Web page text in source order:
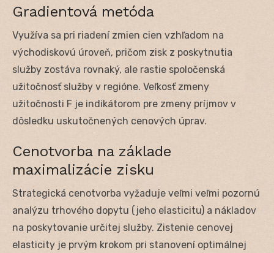
Gradientová metóda
Využíva sa pri riadení zmien cien vzhľadom na
východiskovú úroveň, pričom zisk z poskytnutia
služby zostáva rovnaký, ale rastie spoločenská
užitočnosť služby v regióne. Veľkosť zmeny
užitočnosti F je indikátorom pre zmeny príjmov v
dôsledku uskutočnených cenových úprav.
Cenotvorba na základe
maximalizácie zisku
Strategická cenotvorba vyžaduje veľmi veľmi pozornú
analýzu trhového dopytu (jeho elasticitu) a nákladov
na poskytovanie určitej služby. Zistenie cenovej
elasticity je prvým krokom pri stanovení optimálnej